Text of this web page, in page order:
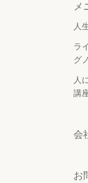
メ
人
ラ
グ
人
講
会
お